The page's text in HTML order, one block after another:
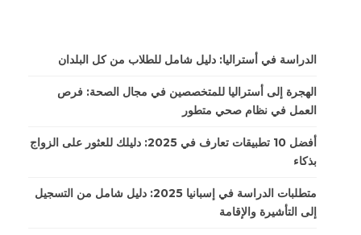
الدراسة في أستراليا: دليل شامل للطلاب من كل البلدان
الهجرة إلى أستراليا للمتخصصين في مجال الصحة: فرص
العمل في نظام صحي متطور
أفضل 10 تطبيقات تعارف في 2025: دليلك للعثور على الزواج
بذكاء
متطلبات الدراسة في إسبانيا 2025: دليل شامل من التسجيل
إلى التأشيرة والإقامة